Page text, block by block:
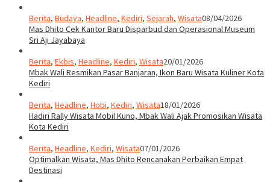
Berita, Budaya, Headline, Kediri, Sejarah, Wisata08/04/2026
Mas Dhito Cek Kantor Baru Disparbud dan Operasional Museum
Sri Aji Jayabaya
Berita, Ekbis, Headline, Kediri, Wisata20/01/2026
Mbak Wali Resmikan Pasar Banjaran, Ikon Baru Wisata Kuliner Kota
Kediri
Berita, Headline, Hobi, Kediri, Wisata18/01/2026
Hadiri Rally Wisata Mobil Kuno, Mbak Wali Ajak Promosikan Wisata
Kota Kediri
Berita, Headline, Kediri, Wisata07/01/2026
Optimalkan Wisata, Mas Dhito Rencanakan Perbaikan Empat
Destinasi